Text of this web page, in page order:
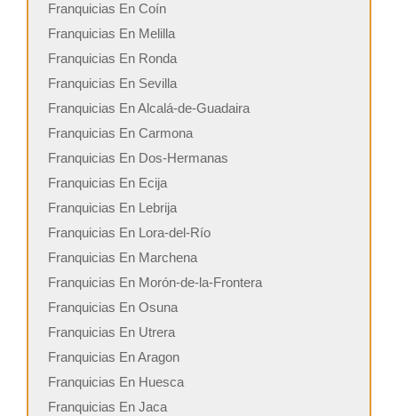
Franquicias En Coín
Franquicias En Melilla
Franquicias En Ronda
Franquicias En Sevilla
Franquicias En Alcalá-de-Guadaira
Franquicias En Carmona
Franquicias En Dos-Hermanas
Franquicias En Ecija
Franquicias En Lebrija
Franquicias En Lora-del-Río
Franquicias En Marchena
Franquicias En Morón-de-la-Frontera
Franquicias En Osuna
Franquicias En Utrera
Franquicias En Aragon
Franquicias En Huesca
Franquicias En Jaca